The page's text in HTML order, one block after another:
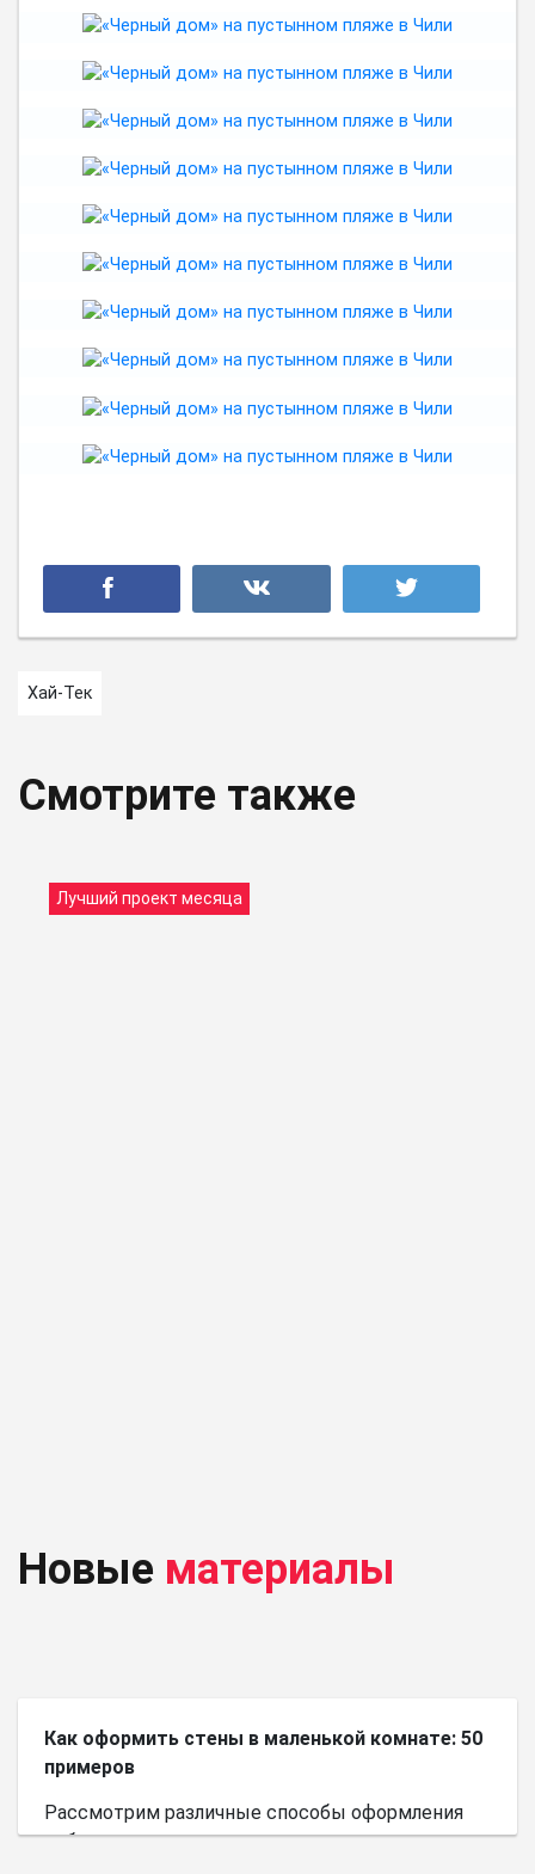
Хай-Тек
Смотрите также
Лучший проект месяца
Новые материалы
Как оформить стены в маленькой комнате: 50
примеров
Рассмотрим различные способы оформления
небольшого пространства.